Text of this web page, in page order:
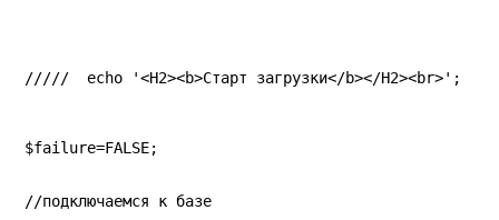
/////  echo '<H2><b>Старт загрузки</b></H2><br>';
$failure=FALSE;
//подключаемся к базе